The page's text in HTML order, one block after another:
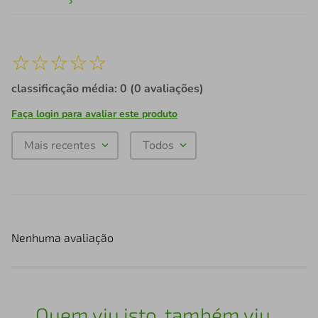
☆☆☆☆☆
classificação média: 0 (0 avaliações)
Faça login para avaliar este produto
Mais recentes Todos
Nenhuma avaliação